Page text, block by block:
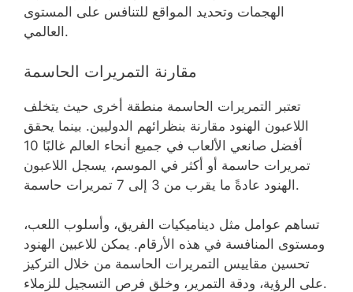
الهجمات وتحديد المواقع للتنافس على المستوى
العالمي.
مقارنة التمريرات الحاسمة
تعتبر التمريرات الحاسمة منطقة أخرى حيث يتخلف
اللاعبون الهنود مقارنة بنظرائهم الدوليين. بينما يحقق
أفضل صانعي الألعاب في جميع أنحاء العالم غالبًا 10
تمريرات حاسمة أو أكثر في الموسم، يسجل اللاعبون
الهنود عادةً ما يقرب من 3 إلى 7 تمريرات حاسمة.
تساهم عوامل مثل ديناميكيات الفريق، وأسلوب اللعب،
ومستوى المنافسة في هذه الأرقام. يمكن للاعبين الهنود
تحسين مقاييس التمريرات الحاسمة من خلال التركيز
على الرؤية، ودقة التمرير، وخلق فرص التسجيل للزملاء.